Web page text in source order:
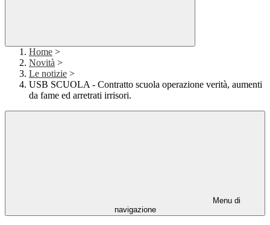
Home >
Novità >
Le notizie >
USB SCUOLA - Contratto scuola operazione verità, aumenti
da fame ed arretrati irrisori.
Menu di
navigazione